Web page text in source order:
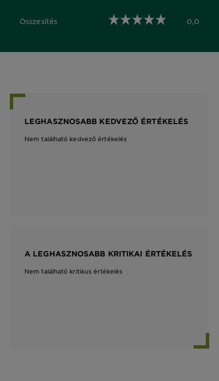
Összesítés
0,0 out of 5 stars 0,0
LEGHASZNOSABB KEDVEZŐ ÉRTÉKELÉS
Nem található kedvező értékelés
A LEGHASZNOSABB KRITIKAI ÉRTÉKELÉS
Nem található kritikus értékelés